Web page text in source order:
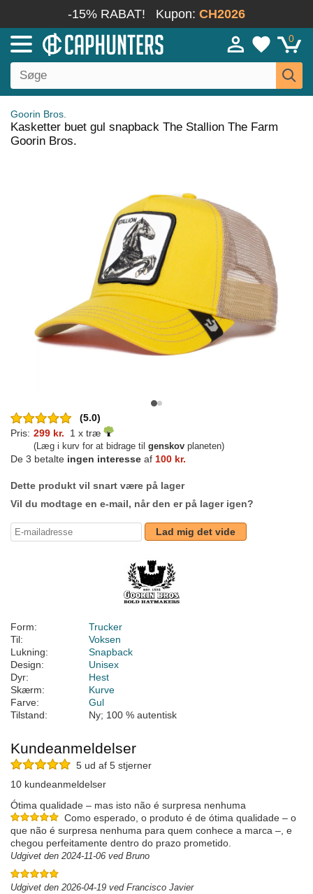
-15% RABAT! Kupon: CH2026
0
Goorin Bros.
Kasketter buet gul snapback The Stallion The Farm
Goorin Bros.
(5.0)
Pris: 299 kr. 1 x træ
(Læg i kurv for at bidrage til genskov planeten)
De 3 betalte ingen interesse af 100 kr.
Dette produkt vil snart være på lager
Vil du modtage en e-mail, når den er på lager igen?
Lad mig det vide
Form:
Trucker
Til:
Voksen
Lukning:
Snapback
Design:
Unisex
Dyr:
Hest
Skærm:
Kurve
Farve:
Gul
Tilstand:
Ny; 100 % autentisk
Kundeanmeldelser
5 ud af 5 stjerner
10 kundeanmeldelser
Ótima qualidade – mas isto não é surpresa nenhuma
Como esperado, o produto é de ótima qualidade – o
que não é surpresa nenhuma para quem conhece a marca –, e
chegou perfeitamente dentro do prazo prometido.
Udgivet den 2024-11-06 ved Bruno
Udgivet den 2026-04-19 ved Francisco Javier